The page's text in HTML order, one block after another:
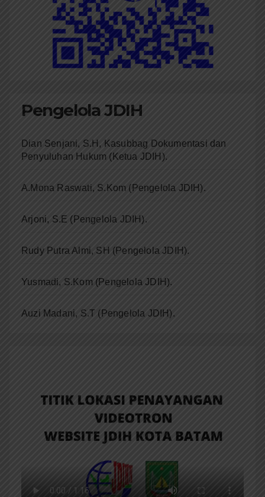
Pengelola JDIH
Dian Senjani, S.H, Kasubbag Dokumentasi dan
Penyuluhan Hukum (Ketua JDIH).
A.Mona Raswati, S.Kom (Pengelola JDIH).
Arjoni, S.E (Pengelola JDIH).
Rudy Putra Almi, SH (Pengelola JDIH).
Yusmadi, S.Kom (Pengelola JDIH).
Auzi Madani, S.T (Pengelola JDIH).